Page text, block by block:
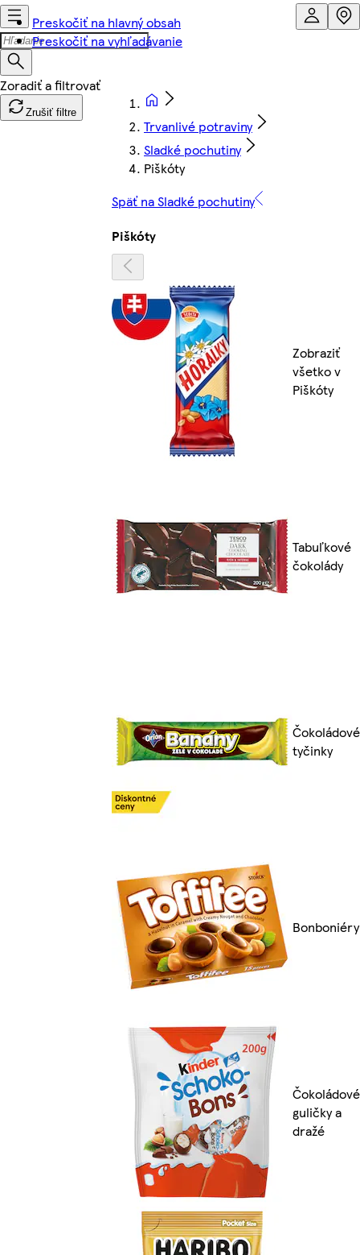
Preskočiť na hlavný obsah
Preskočiť na vyhľadávanie
Zrušiť filtre
Trvanlivé potraviny
Sladké pochutiny
Piškóty
Späť na Sladké pochutiny
Piškóty
Zobraziť
všetko v
Piškóty
Tabuľkové
čokolády
Čokoládové
tyčinky
Bonboniéry
Čokoládové
guličky a
dražé